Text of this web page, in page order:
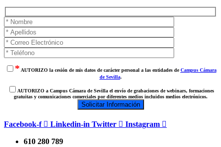
* AUTORIZO la cesión de mis datos de carácter personal a las entidades deCampus Cámara
de Sevilla.
AUTORIZO a Campus Cámara de Sevilla el envío de grabaciones de webinars, formaciones
gratuitas y comunicaciones comerciales por diferentes medios incluidos medios electrónicos.
Facebook-f Linkedin-in Twitter Instagram
610 280 789